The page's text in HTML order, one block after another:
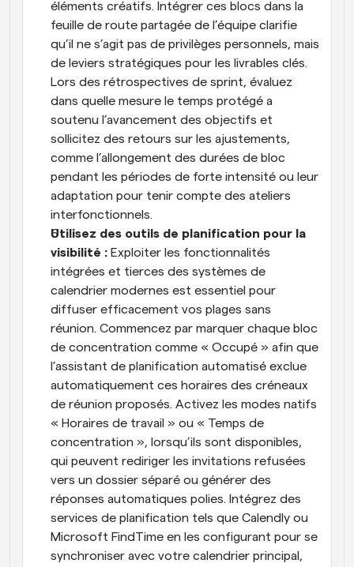
éléments créatifs. Intégrer ces blocs dans la
feuille de route partagée de l’équipe clarifie
qu’il ne s’agit pas de privilèges personnels, mais
de leviers stratégiques pour les livrables clés.
Lors des rétrospectives de sprint, évaluez
dans quelle mesure le temps protégé a
soutenu l’avancement des objectifs et
sollicitez des retours sur les ajustements,
comme l’allongement des durées de bloc
pendant les périodes de forte intensité ou leur
adaptation pour tenir compte des ateliers
interfonctionnels.
Utilisez des outils de planification pour la
visibilité : Exploiter les fonctionnalités
intégrées et tierces des systèmes de
calendrier modernes est essentiel pour
diffuser efficacement vos plages sans
réunion. Commencez par marquer chaque bloc
de concentration comme « Occupé » afin que
l’assistant de planification automatisé exclue
automatiquement ces horaires des créneaux
de réunion proposés. Activez les modes natifs
« Horaires de travail » ou « Temps de
concentration », lorsqu’ils sont disponibles,
qui peuvent rediriger les invitations refusées
vers un dossier séparé ou générer des
réponses automatiques polies. Intégrez des
services de planification tels que Calendly ou
Microsoft FindTime en les configurant pour se
synchroniser avec votre calendrier principal,